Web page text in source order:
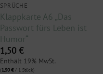
SPRÜCHE
Klappkarte A6 „Das
Passwort fürs Leben ist
Humor“
1,50 €
Enthält 19% MwSt.
(1,50€/ 1 Stück)